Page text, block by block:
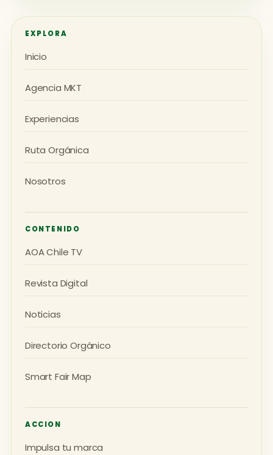
EXPLORA
Inicio
Agencia MKT
Experiencias
Ruta Orgánica
Nosotros
CONTENIDO
AOA Chile TV
Revista Digital
Noticias
Directorio Orgánico
Smart Fair Map
ACCION
Impulsa tu marca